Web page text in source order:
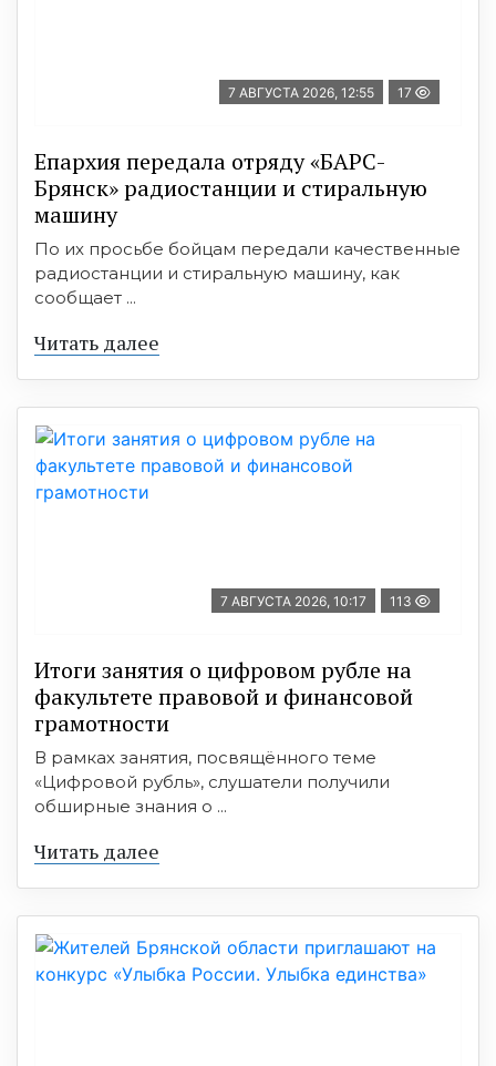
7 АВГУСТА 2026, 12:55 17
Епархия передала отряду «БАРС-
Брянск» радиостанции и стиральную
машину
По их просьбе бойцам передали качественные
радиостанции и стиральную машину, как
сообщает ...
Читать далее
7 АВГУСТА 2026, 10:17 113
Итоги занятия о цифровом рубле на
факультете правовой и финансовой
грамотности
В рамках занятия, посвящённого теме
«Цифровой рубль», слушатели получили
обширные знания о ...
Читать далее